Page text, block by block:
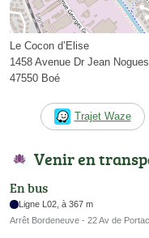
Le Cocon d’Elise
1458 Avenue Dr Jean Nogues
47550 Boé
Trajet Waze
Venir en
En bus
Ligne L02, à 367 m
Arrêt Bordeneuve - 22 Av de